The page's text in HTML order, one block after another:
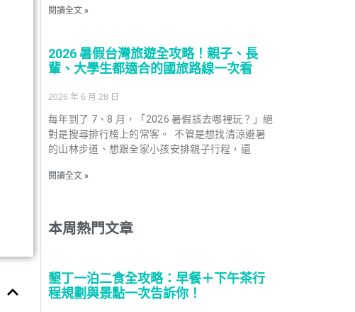
閱讀全文 »
2026 暑假台灣旅遊全攻略！親子、長
輩、大學生都適合的國旅路線一次看
2026 年 6 月 28 日
每年到了 7、8 月，「2026 暑假該去哪裡玩？」絕
對是搜尋排行榜上的常客。 不管是想找清涼避暑
的山林步道、想跟全家小孩安排親子行程，還
閱讀全文 »
本周熱門文章
墾丁一泊二食全攻略：早餐＋下午茶行
程規劃與景點一次告訴你！